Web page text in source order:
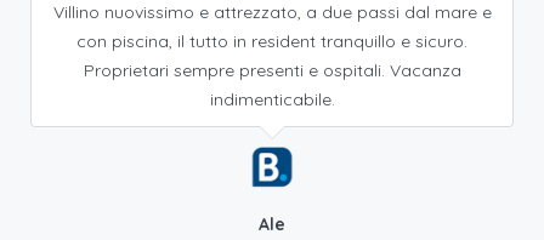
Villino nuovissimo e attrezzato, a due passi dal mare e
con piscina, il tutto in resident tranquillo e sicuro.
Proprietari sempre presenti e ospitali. Vacanza
indimenticabile.
Ale